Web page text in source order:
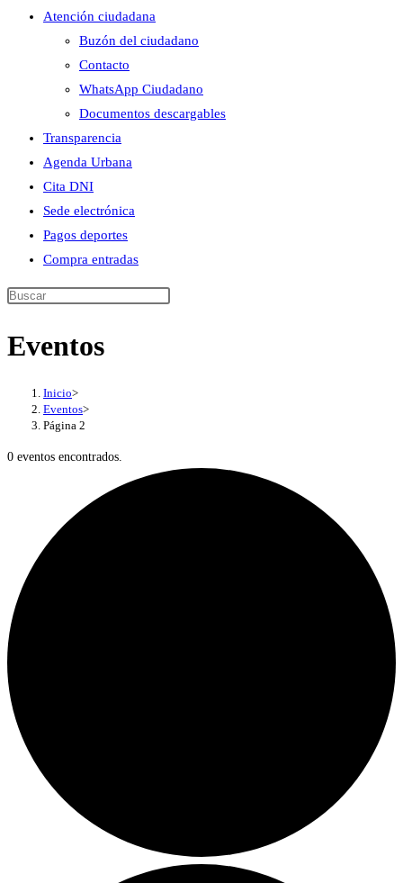
Atención ciudadana
Buzón del ciudadano
Contacto
WhatsApp Ciudadano
Documentos descargables
Transparencia
Agenda Urbana
Cita DNI
Sede electrónica
Pagos deportes
Compra entradas
Buscar
esta
Eventos
Inicio>
Eventos>
Página 2
0 eventos encontrados.